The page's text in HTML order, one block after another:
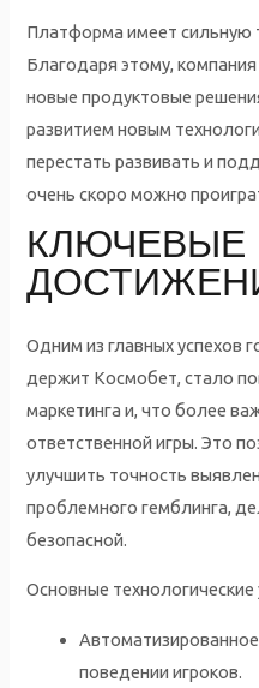
Платформа имеет сильную
Благодаря этому,
новые продуктовые
развитием новым
перестать развивать и
очень скоро можно
КЛЮЧЕВЫЕ
Одним из главных успехов
держит Космобет, стало
маркетинга и, что более
ответственной игры. Это
улучшить точность
проблемного гемблинга,
безопасной.
Основные технологические
поведении игроков.